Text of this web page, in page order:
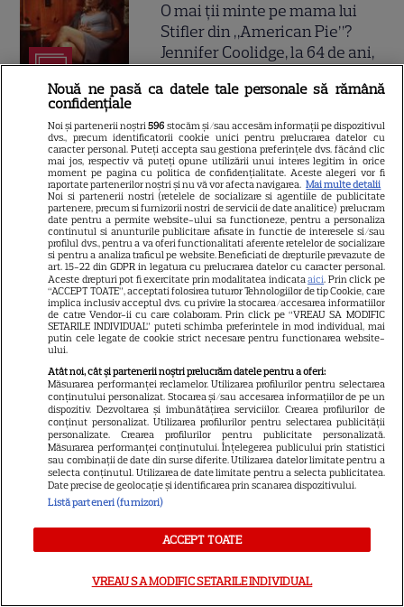
7
O mai ții minte pe mama lui
Stifler din „American Pie”?
Jennifer Coolidge, la 64 de ani,
regretă și astăzi
4
VEDETE ROMÂNEŞTI
Cezar Ouatu a devenit tată
pentru prima dată la 46 de ani.
Ce nume deosebit a ales
pentru fetița lui
9
TELEVIZIUNE
Grila TV de toamnă 2026: toate
premierele confirmate la Pro
TV și Antena 1. Ce show-uri și
seriale revin din septembrie
Nouă ne pasă ca datele tale personale să rămână
confidențiale
Noi și partenerii noștri596 stocăm și/sau accesăm informații pe dispozitivul
dvs., precum identificatorii cookie unici pentru prelucrarea datelor cu
caracter personal. Puteți accepta sau gestiona preferințele dvs. făcând clic
mai jos, respectiv vă puteți opune utilizării unui interes legitim în orice
moment pe pagina cu politica de confidențialitate. Aceste alegeri vor fi
raportate partenerilor noștri și nu vă vor afecta navigarea. Mai multe detalii
Noi si partenerii nostri (retelele de socializare si agentiile de publicitate
partenere, precum si furnizorii nostri de servicii de date analitice) prelucram
date pentru a permite website-ului sa functioneze, pentru a personaliza
continutul si anunturile publicitare afisate in functie de interesele si/sau
profilul dvs., pentru a va oferi functionalitati aferente retelelor de socializare
si pentru a analiza traficul pe website. Beneficiati de drepturile prevazute de
art. 15-22 din GDPR in legatura cu prelucrarea datelor cu caracter personal.
Aceste drepturi pot fi exercitate prin modalitatea indicataaici. Prin click pe
“ACCEPT TOATE”, acceptati folosirea tuturor Tehnologiilor de tip Cookie, care
implica inclusiv acceptul dvs. cu privire la stocarea/accesarea informatiilor
de catre Vendor-ii cu care colaboram. Prin click pe “VREAU SA MODIFIC
SETARILE INDIVIDUAL” puteti schimba preferintele in mod individual, mai
putin cele legate de cookie strict necesare pentru functionarea website-
ului.
Atât noi, cât și partenerii noștri prelucrăm datele pentru a oferi:
Măsurarea performanței reclamelor. Utilizarea profilurilor pentru selectarea
conținutului personalizat. Stocarea și/sau accesarea informațiilor de pe un
dispozitiv. Dezvoltarea și îmbunătățirea serviciilor. Crearea profilurilor de
conținut personalizat. Utilizarea profilurilor pentru selectarea publicității
personalizate. Crearea profilurilor pentru publicitate personalizată.
Măsurarea performanței conținutului. Înțelegerea publicului prin statistici
sau combinații de date din surse diferite. Utilizarea datelor limitate pentru a
selecta conținutul. Utilizarea de date limitate pentru a selecta publicitatea.
Date precise de geolocație și identificarea prin scanarea dispozitivului.
Listă parteneri (furnizori)
ACCEPT TOATE
VREAU SA MODIFIC SETARILE INDIVIDUAL